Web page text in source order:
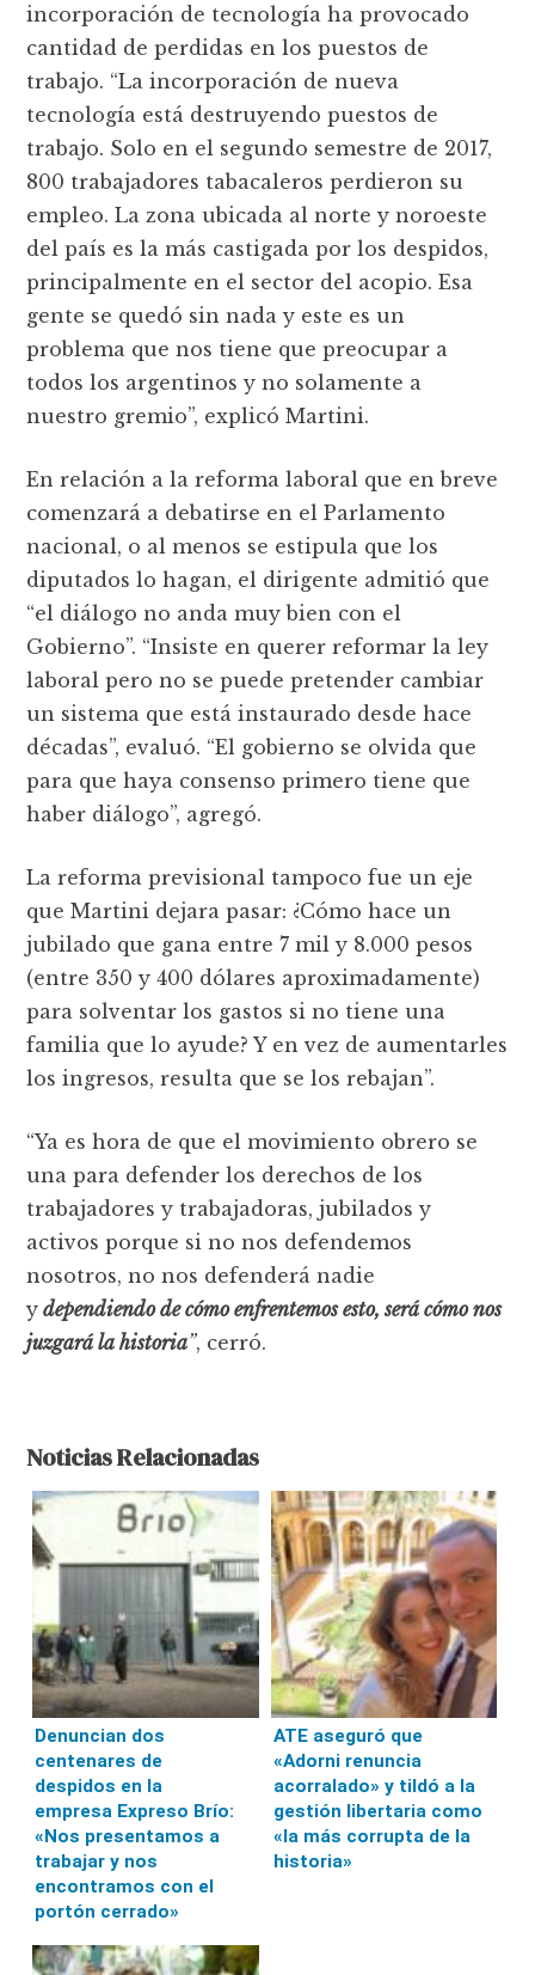
incorporación de tecnología ha provocado
cantidad de perdidas en los puestos de
trabajo. “La incorporación de nueva
tecnología está destruyendo puestos de
trabajo. Solo en el segundo semestre de 2017,
800 trabajadores tabacaleros perdieron su
empleo. La zona ubicada al norte y noroeste
del país es la más castigada por los despidos,
principalmente en el sector del acopio. Esa
gente se quedó sin nada y este es un
problema que nos tiene que preocupar a
todos los argentinos y no solamente a
nuestro gremio”, explicó Martini.
En relación a la reforma laboral que en breve
comenzará a debatirse en el Parlamento
nacional, o al menos se estipula que los
diputados lo hagan, el dirigente admitió que
“el diálogo no anda muy bien con el
Gobierno”. “Insiste en querer reformar la ley
laboral pero no se puede pretender cambiar
un sistema que está instaurado desde hace
décadas”, evaluó. “El gobierno se olvida que
para que haya consenso primero tiene que
haber diálogo”, agregó.
La reforma previsional tampoco fue un eje
que Martini dejara pasar: ¿Cómo hace un
jubilado que gana entre 7 mil y 8.000 pesos
(entre 350 y 400 dólares aproximadamente)
para solventar los gastos si no tiene una
familia que lo ayude? Y en vez de aumentarles
los ingresos, resulta que se los rebajan”.
“Ya es hora de que el movimiento obrero se
una para defender los derechos de los
trabajadores y trabajadoras, jubilados y
activos porque si no nos defendemos
nosotros, no nos defenderá nadie
y dependiendo de cómo enfrentemos esto, será cómo nos
juzgará la historia”, cerró.
Noticias Relacionadas
Denuncian dos
centenares de
despidos en la
empresa Expreso Brío:
«Nos presentamos a
trabajar y nos
encontramos con el
portón cerrado»
ATE aseguró que
«Adorni renuncia
acorralado» y tildó a la
gestión libertaria como
«la más corrupta de la
historia»